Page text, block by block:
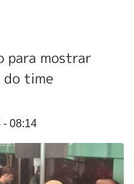
para mostrar
do time
- 08:14